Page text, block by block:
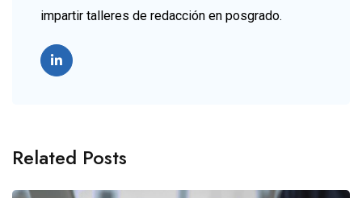
impartir talleres de redacción en posgrado.
Related Posts